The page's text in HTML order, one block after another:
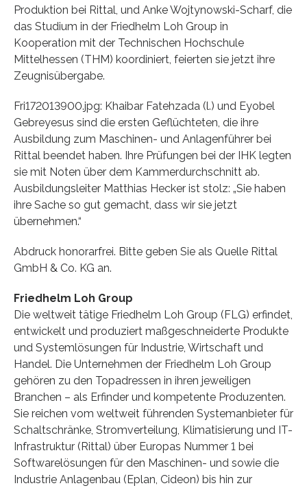
Produktion bei Rittal, und Anke Wojtynowski-Scharf, die
das Studium in der Friedhelm Loh Group in
Kooperation mit der Technischen Hochschule
Mittelhessen (THM) koordiniert, feierten sie jetzt ihre
Zeugnisübergabe.
Fri172013900.jpg: Khaibar Fatehzada (l.) und Eyobel
Gebreyesus sind die ersten Geflüchteten, die ihre
Ausbildung zum Maschinen- und Anlagenführer bei
Rittal beendet haben. Ihre Prüfungen bei der IHK legten
sie mit Noten über dem Kammerdurchschnitt ab.
Ausbildungsleiter Matthias Hecker ist stolz: „Sie haben
ihre Sache so gut gemacht, dass wir sie jetzt
übernehmen.“
Abdruck honorarfrei. Bitte geben Sie als Quelle Rittal
GmbH & Co. KG an.
Friedhelm Loh Group
Die weltweit tätige Friedhelm Loh Group (FLG) erfindet,
entwickelt und produziert maßgeschneiderte Produkte
und Systemlösungen für Industrie, Wirtschaft und
Handel. Die Unternehmen der Friedhelm Loh Group
gehören zu den Topadressen in ihren jeweiligen
Branchen – als Erfinder und kompetente Produzenten.
Sie reichen vom weltweit führenden Systemanbieter für
Schaltschränke, Stromverteilung, Klimatisierung und IT-
Infrastruktur (Rittal) über Europas Nummer 1 bei
Softwarelösungen für den Maschinen- und sowie die
Industrie Anlagenbau (Eplan, Cideon) bis hin zur